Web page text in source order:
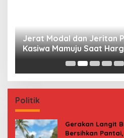
Jerat Modal dan Jeritan
Kasiwa Mamuju Saat
Politik
Gerakan Langit
Bersihkan